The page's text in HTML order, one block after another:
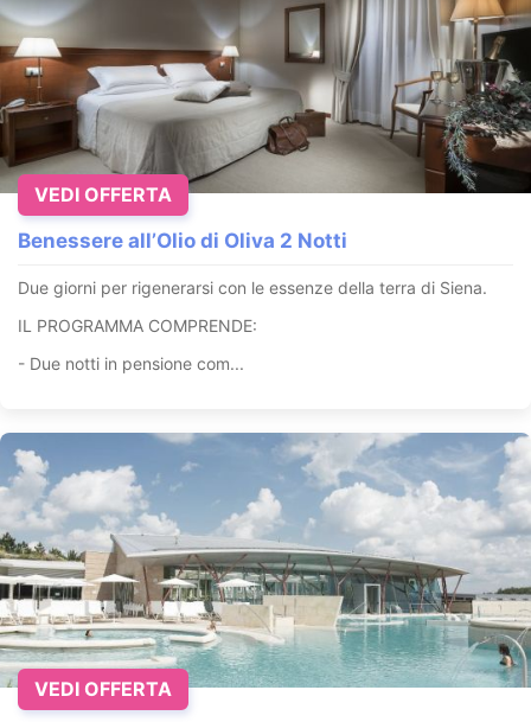
Benessere all’Olio di Oliva 2 Notti
Due giorni per rigenerarsi con le essenze della terra di Siena.
IL PROGRAMMA COMPRENDE:
- Due notti in pensione com...
VEDI OFFERTA
VEDI OFFERTA